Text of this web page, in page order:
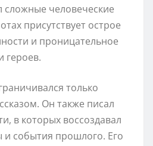
человеческие
присутствует острое
и проницательное
героев.
только
Он также писал
в которых воссоздавал
события прошлого. Его